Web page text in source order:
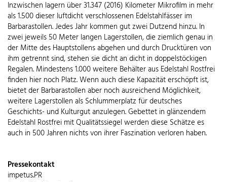
Inzwischen lagern über 31.347 (2016) Kilometer Mikrofilm in mehr
als 1.500 dieser luftdicht verschlossenen Edelstahlfässer im
Barbarastollen. Jedes Jahr kommen gut zwei Dutzend hinzu. In
zwei jeweils 50 Meter langen Lagerstollen, die ziemlich genau in
der Mitte des Hauptstollens abgehen und durch Drucktüren von
ihm getrennt sind, stehen sie dicht an dicht in doppelstöckigen
Regalen. Mindestens 1.000 weitere Behälter aus Edelstahl Rostfrei
finden hier noch Platz. Wenn auch diese Kapazität erschöpft ist,
bietet der Barbarastollen aber noch ausreichend Möglichkeit,
weitere Lagerstollen als Schlummerplatz für deutsches
Geschichts- und Kulturgut anzulegen. Gebettet in glänzendem
Edelstahl Rostfrei mit Qualitätssiegel werden diese Schätze es
auch in 500 Jahren nichts von ihrer Faszination verloren haben.
Pressekontakt
impetus.PR